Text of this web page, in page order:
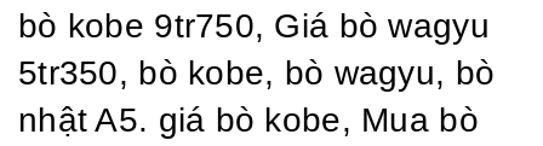
bò kobe 9tr750, Giá bò wagyu
5tr350, bò kobe, bò wagyu, bò
nhật A5. giá bò kobe, Mua bò